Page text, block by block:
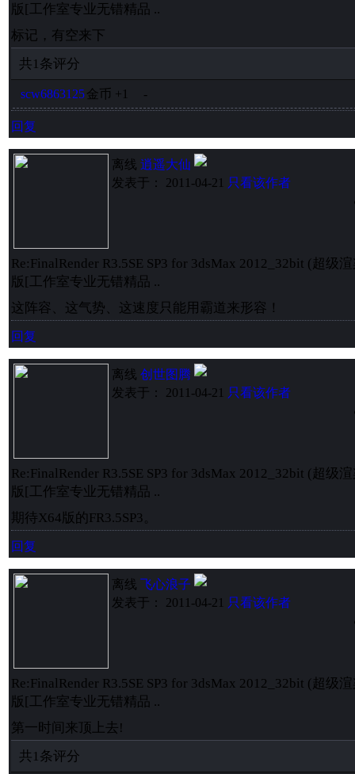
版[工作室专业无错精品 ..
标记，有空来下
共1条评分
scw6863125金币 +1 -
回复
离线 逍遥大仙
发表于： 2011-04-21 只看该作者
Re:FinalRender R3.5SE SP3 for 3dsMax 2012_32bit (超级
版[工作室专业无错精品 ..
这阵容、这气势、这速度只能用霸道来形容！
回复
离线 创世图腾
发表于： 2011-04-21 只看该作者
Re:FinalRender R3.5SE SP3 for 3dsMax 2012_32bit (超级
版[工作室专业无错精品 ..
期待X64版的FR3.5SP3。
回复
离线 飞心浪子
发表于： 2011-04-21 只看该作者
Re:FinalRender R3.5SE SP3 for 3dsMax 2012_32bit (超级
版[工作室专业无错精品 ..
第一时间来顶上去!
共1条评分